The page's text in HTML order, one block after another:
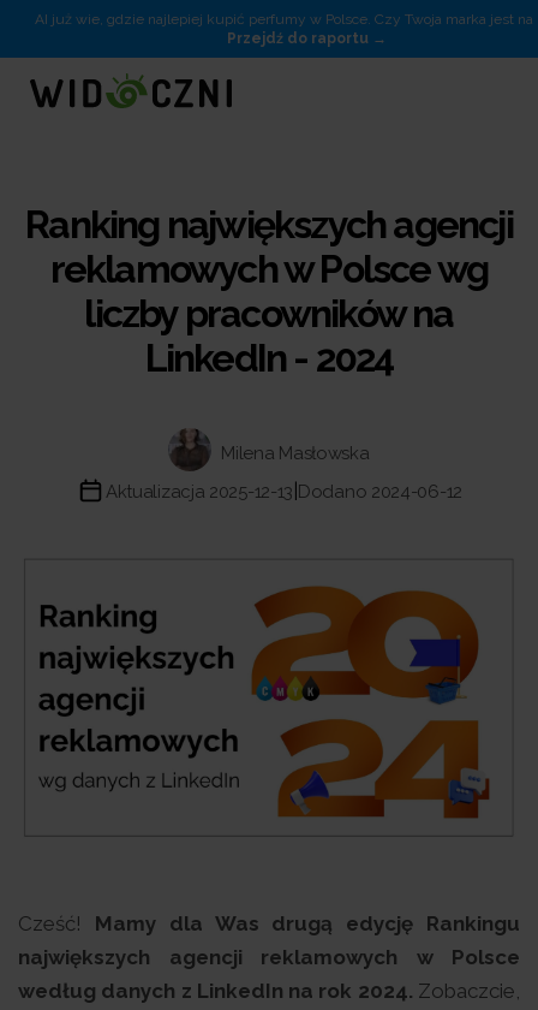
AI już wie, gdzie najlepiej kupić perfumy w Polsce. Czy Twoja marka jest na
Przejdź do raportu
Ranking największych agencji
reklamowych w Polsce wg
liczby pracowników na
LinkedIn - 2024
Milena Masłowska
Aktualizacja 2025-12-13 Dodano 2024-06-12
Cześć! Mamy dla Was drugą edycję Rankingu
największych agencji reklamowych w Polsce
według danych z LinkedIn na rok 2024. Zobaczcie,